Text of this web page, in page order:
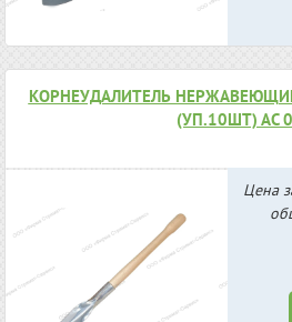
КОРНЕУДАЛИТЕЛЬ
(УП.10ШТ) АС
Цена